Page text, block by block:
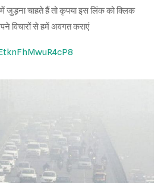
जुड़ना चाहते हैं तो कृपया इस लिंक को क्लिक
विचारों से हमें अवगत कराएं